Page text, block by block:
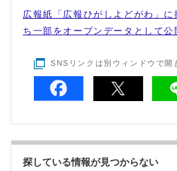
広報紙「広報ひがしよどがわ」に
ち一部をオープンデータとして公
SNSリンクは別ウィンドウで開
探している情報が見つからない